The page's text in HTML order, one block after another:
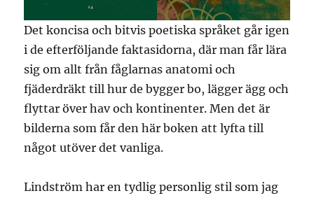
Det koncisa och bitvis poetiska språket går igen
i de efterföljande faktasidorna, där man får lära
sig om allt från fåglarnas anatomi och
fjäderdräkt till hur de bygger bo, lägger ägg och
flyttar över hav och kontinenter. Men det är
bilderna som får den här boken att lyfta till
något utöver det vanliga.
Lindström har en tydlig personlig stil som jag